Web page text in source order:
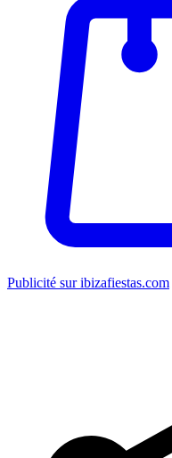
Publicité sur ibizafiestas.com